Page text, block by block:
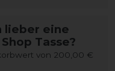
lieber eine
Tasse?
von 200,00 €